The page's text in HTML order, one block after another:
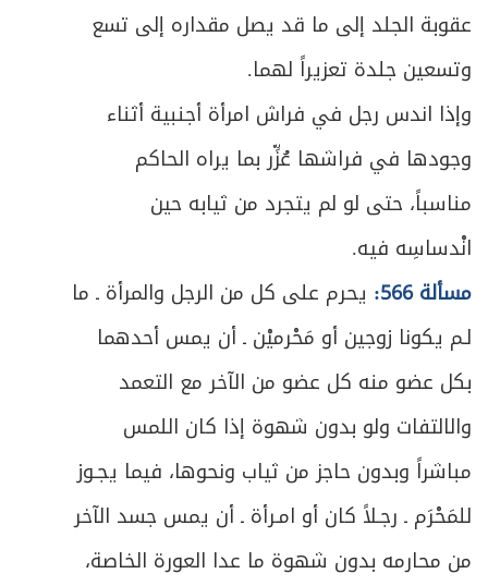
عقوبة الجلد إلى ما قد يصل مقداره إلى تسع
وتسعين جلدة تعزيراً لهما.
وإذا اندس رجل في فراش امرأة أجنبية أثناء
وجودها في فراشها عُزِّر بما يراه الحاكم
مناسباً، حتى لو لم يتجرد من ثيابه حين
انْدساسِه فيه.
مسألة 566:
يحرم على كل من الرجل والمرأة ـ ما
لـم يكونا زوجين أو مَحْرميْن ـ أن يمس أحدهما
بكل عضو منه كل عضو من الآخر مع التعمد
والالتفات ولو بدون شهوة إذا كان اللمس
مباشراً وبدون حاجز من ثياب ونحوها، فيما يجـوز
للمَحْرَم ـ رجـلاً كان أو امـرأة ـ أن يمس جسد الآخر
من محارمه بدون شهوة ما عدا العورة الخاصة،